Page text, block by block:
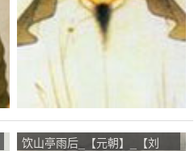
饮山亭雨后_【元朝】_【刘